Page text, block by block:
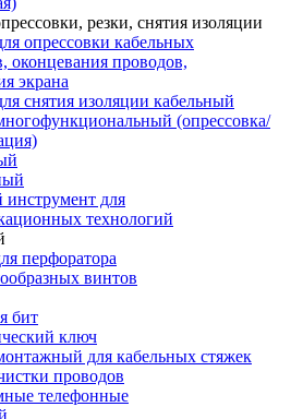
резки, снятия изоляции
опрессовки кабельных
оконцевания проводов,
экрана
снятия изоляции кабельный
(опрессовка/
для
технологий
перфоратора
винтов
бит
ключ
для кабельных стяжек
проводов
телефонные